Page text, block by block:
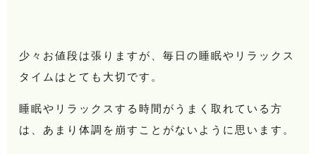
少々お値段は張りますが、毎日の睡眠やリラックス
タイムはとても大切です。
睡眠やリラックスする時間がうまく取れている方
は、あまり体調を崩すことがないように思います。